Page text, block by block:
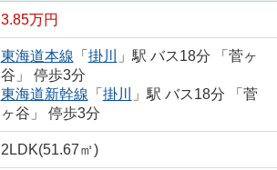
3.85万円
東海道本線 「 掛川
」駅 バス18分 「菅ヶ
谷」 停歩3分
東海道新幹線 「 掛川
」駅 バス18分 「菅
ヶ谷」 停歩3分
2LDK(51.67㎡)